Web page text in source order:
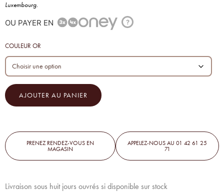
Luxembourg.
OU PAYER EN ?
COULEUR OR
AJOUTER AU PANIER
PRENEZ RENDEZ-VOUS EN
MAGASIN
APPELEZ-NOUS AU 01 42 61 25
71
Livraison sous huit jours ouvrés si disponible sur stock